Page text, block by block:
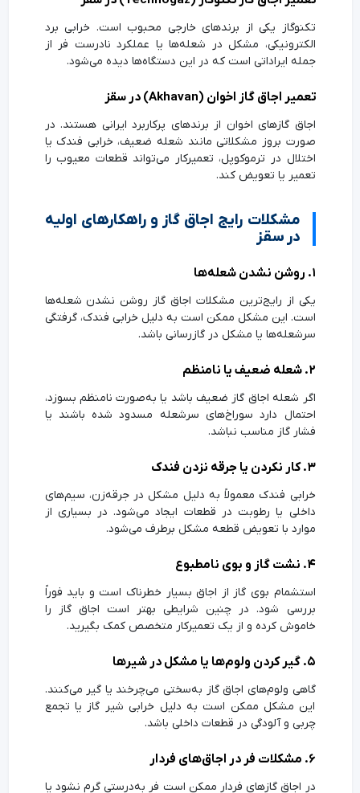
تکنوگاز یکی از برندهای خارجی محبوب است. خرابی برد
الکترونیکی، مشکل در شعله‌ها یا عملکرد نادرست فر از
جمله ایراداتی است که در این دستگاه‌ها دیده می‌شود.
تعمیر اجاق گاز اخوان (Akhavan) در سقز
اجاق گازهای اخوان از برندهای پرکاربرد ایرانی هستند. در
صورت بروز مشکلاتی مانند شعله ضعیف، خرابی فندک یا
اختلال در ترموکوپل، تعمیرکار می‌تواند قطعات معیوب را
تعمیر یا تعویض کند.
مشکلات رایج اجاق گاز و راهکارهای اولیه
در سقز
۱. روشن نشدن شعله‌ها
یکی از رایج‌ترین مشکلات اجاق گاز روشن نشدن شعله‌ها
است. این مشکل ممکن است به دلیل خرابی فندک، گرفتگی
سرشعله‌ها یا مشکل در گازرسانی باشد.
۲. شعله ضعیف یا نامنظم
اگر شعله اجاق گاز ضعیف باشد یا به‌صورت نامنظم بسوزد،
احتمال دارد سوراخ‌های سرشعله مسدود شده باشند یا
فشار گاز مناسب نباشد.
۳. کار نکردن یا جرقه نزدن فندک
خرابی فندک معمولاً به دلیل مشکل در جرقه‌زن، سیم‌های
داخلی یا رطوبت در قطعات ایجاد می‌شود. در بسیاری از
موارد با تعویض قطعه مشکل برطرف می‌شود.
۴. نشت گاز و بوی نامطبوع
استشمام بوی گاز از اجاق بسیار خطرناک است و باید فوراً
بررسی شود. در چنین شرایطی بهتر است اجاق گاز را
خاموش کرده و از یک تعمیرکار متخصص کمک بگیرید.
۵. گیر کردن ولوم‌ها یا مشکل در شیرها
گاهی ولوم‌های اجاق گاز به‌سختی می‌چرخند یا گیر می‌کنند.
این مشکل ممکن است به دلیل خرابی شیر گاز یا تجمع
چربی و آلودگی در قطعات داخلی باشد.
۶. مشکلات فر در اجاق‌های فردار
در اجاق گازهای فردار ممکن است فر به‌درستی گرم نشود یا